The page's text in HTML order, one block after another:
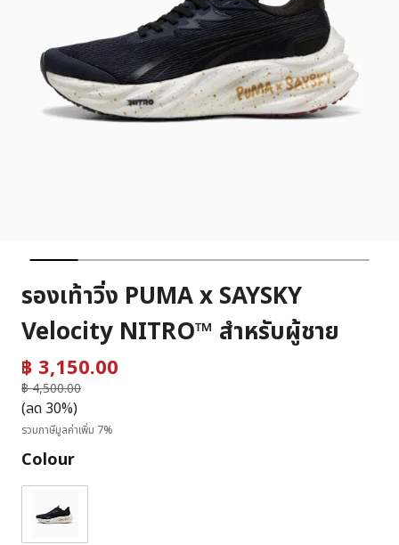
รองเท้าวิ่ง PUMA x SAYSKY
Velocity NITRO™ สำหรับผู้ชาย
฿ 3,150.00
฿ 4,500.00
ถึง
(ลด 30%)
รวมภาษีมูลค่าเพิ่ม 7%
Colour